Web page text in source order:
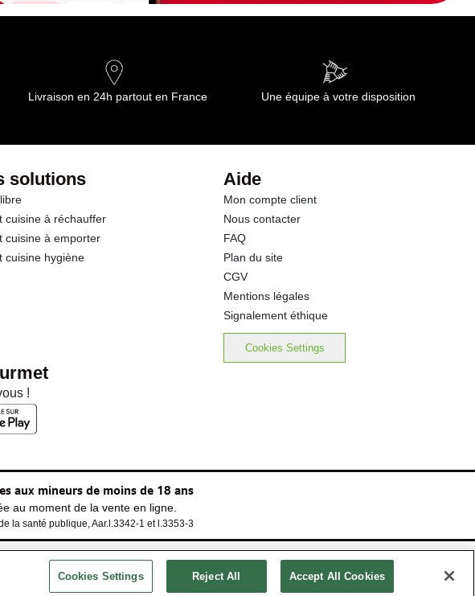
Livraison en 24h partout en France Une équipe à votre disposition
solutions
cuisine à réchauffer
cuisine à emporter
cuisine hygiène
Aide
Mon compte client
Nous contacter
FAQ
Plan du site
CGV
Mentions légales
Signalement éthique
Cookies Settings
!
aux mineurs de moins de 18 ans
au moment de la vente en ligne.
la santé publique, Aar.l.3342-1 et l.3353-3
réservésCookies Settings Reject All Accept All Cookies